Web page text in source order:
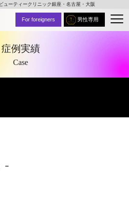
ューティークリニック銀座・名古屋・大阪
男性専用
For foreigners
症例実績
Case
－